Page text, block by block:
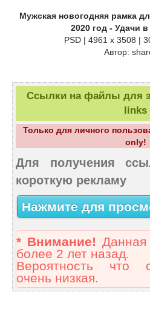
Мужская новогодняя рамка
2020 год - Удачи
PSD | 4961 х 3508 |
Автор:
Ссылки на файлы для
links
Только для личного
only!
Для получения
короткую рекламу
Нажмите для
* Внимание! Данная
более 2 лет назад.
Вероятность что
очень низкая.